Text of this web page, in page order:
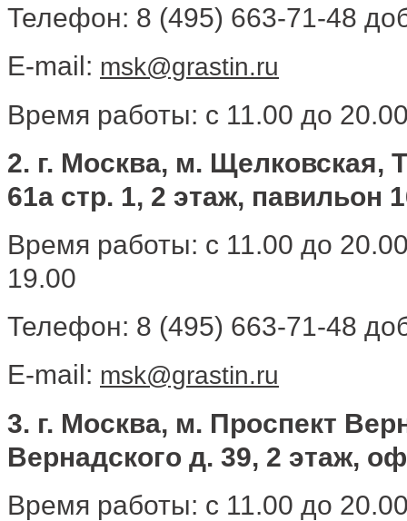
Телефон: 8 (495) 663-71-48
E-mail: msk@grastin.ru
Время работы: с 11.00 до
2. г. Москва, м. Щелковская,
61а стр. 1, 2 этаж, павильон
Время работы: с 11.00 до
19.00
Телефон: 8 (495) 663-71-48
E-mail: msk@grastin.ru
3. г. Москва, м. Проспект
Вернадского д. 39, 2 этаж,
Время работы: с 11.00 до